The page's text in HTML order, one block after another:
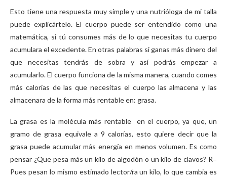
Esto tiene una respuesta muy simple y una nutrióloga de mi talla
puede explicártelo. El cuerpo puede ser entendido como una
matemática, si tú consumes más de lo que necesitas tu cuerpo
acumulara el excedente. En otras palabras si ganas más dinero del
que necesitas tendrás de sobra y así podrás empezar a
acumularlo. El cuerpo funciona de la misma manera, cuando comes
más calorías de las que necesitas el cuerpo las almacena y las
almacenara de la forma más rentable en: grasa.
La grasa es la molécula más rentable en el cuerpo, ya que, un
gramo de grasa equivale a 9 calorías, esto quiere decir que la
grasa puede acumular más energía en menos volumen. Es como
pensar ¿Que pesa más un kilo de algodón o un kilo de clavos? R=
Pues pesan lo mismo estimado lector/ra un kilo, lo que cambia es